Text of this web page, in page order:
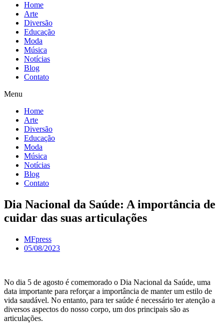
Home
Arte
Diversão
Educação
Moda
Música
Notícias
Blog
Contato
Menu
Home
Arte
Diversão
Educação
Moda
Música
Notícias
Blog
Contato
Dia Nacional da Saúde: A importância de
cuidar das suas articulações
MFpress
05/08/2023
No dia 5 de agosto é comemorado o Dia Nacional da Saúde, uma
data importante para reforçar a importância de manter um estilo de
vida saudável. No entanto, para ter saúde é necessário ter atenção a
diversos aspectos do nosso corpo, um dos principais são as
articulações.